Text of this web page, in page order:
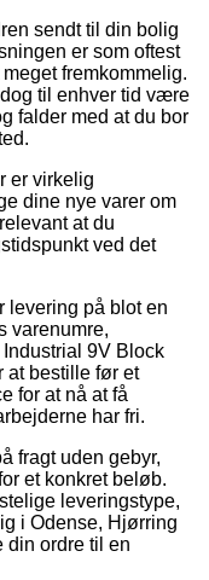
sendt til din bolig
er som oftest
fremkommelig.
til enhver tid være
falder med at du bor
er virkelig
dine nye varer om
at du
ved det
levering på blot en
varenumre,
9V Block
at bestille før et
for at nå at få
har fri.
fragt uden gebyr,
et konkret beløb.
leveringstype,
i Odense, Hjørring
din ordre til en